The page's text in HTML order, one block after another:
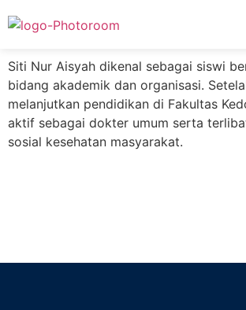
Siti Nur Aisyah
Siti Nur Aisyah dikenal sebagai siswi
bidang akademik dan organisasi.
melanjutkan pendidikan di Fakultas
aktif sebagai dokter umum serta
sosial kesehatan masyarakat.